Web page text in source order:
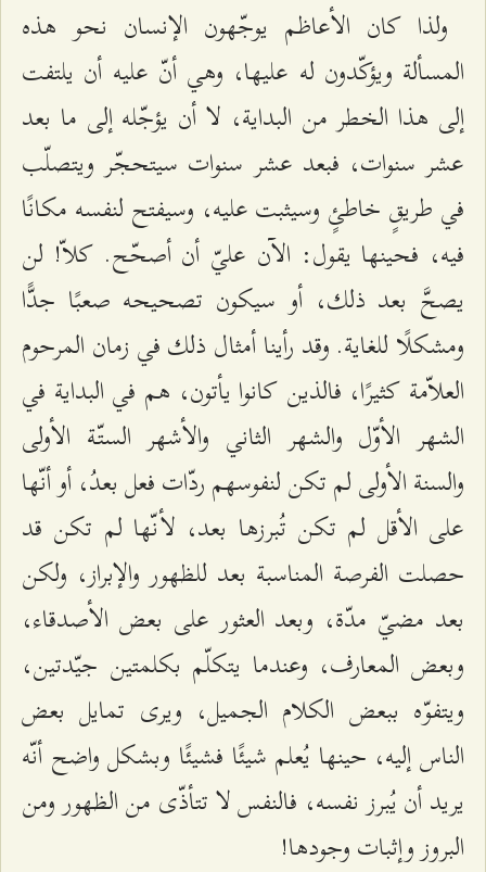
ولذا كان الأعاظم يوجّهون الإنسان نحو هذه
المسألة ويؤكّدون له عليها، وهي أنّ عليه أن يلتفت
إلى هذا الخطر من البداية، لا أن يؤجّله إلى ما بعد
عشر سنوات، فبعد عشر سنوات سيتحجّر ويتصلّب
في طريقٍ خاطئٍ وسيثبت عليه، وسيفتح لنفسه مكانًا
فيه، فحينها يقول: الآن عليّ أن أصحّح. كلاّ! لن
يصحَّ بعد ذلك، أو سيكون تصحيحه صعبًا جدًّا
ومشكلًا للغاية. وقد رأينا أمثال ذلك في زمان المرحوم
العلاّمة كثيرًا، فالذين كانوا يأتون، هم في البداية في
الشهر الأوّل والشهر الثاني والأشهر الستّة الأولى
والسنة الأولى لم تكن لنفوسهم ردّات فعل بعدُ، أو أنّها
على الأقل لم تكن تُبرزها بعد، لأنّها لم تكن قد
حصلت الفرصة المناسبة بعد للظهور والإبراز، ولكن
بعد مضيّ مدّة، وبعد العثور على بعض الأصدقاء،
وبعض المعارف، وعندما يتكلّم بكلمتين جيّدتين،
ويتفوّه ببعض الكلام الجميل، ويرى تمايل بعض
الناس إليه، حينها يُعلم شيئًا فشيئًا وبشكل واضح أنّه
يريد أن يُبرز نفسه، فالنفس لا تتأذّى من الظهور ومن
البروز وإثبات وجودها!